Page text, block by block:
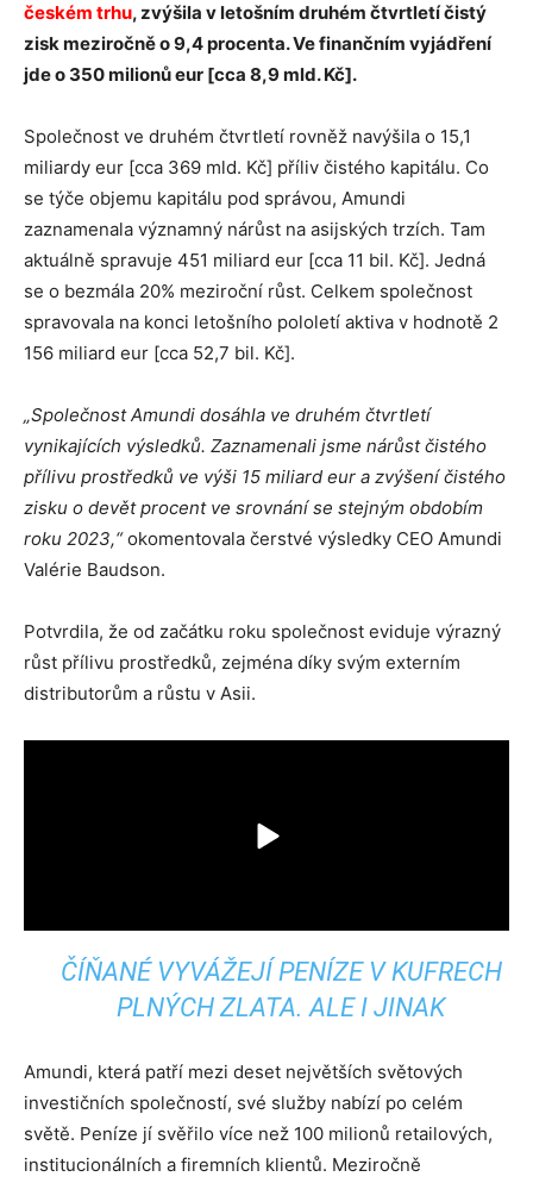
českém trhu, zvýšila v letošním druhém čtvrtletí čistý
zisk meziročně o 9,4 procenta. Ve finančním vyjádření
jde o 350 milionů eur [cca 8,9 mld. Kč].
Společnost ve druhém čtvrtletí rovněž navýšila o 15,1
miliardy eur [cca 369 mld. Kč] příliv čistého kapitálu. Co
se týče objemu kapitálu pod správou, Amundi
zaznamenala významný nárůst na asijských trzích. Tam
aktuálně spravuje 451 miliard eur [cca 11 bil. Kč]. Jedná
se o bezmála 20% meziroční růst. Celkem společnost
spravovala na konci letošního pololetí aktiva v hodnotě 2
156 miliard eur [cca 52,7 bil. Kč].
„Společnost Amundi dosáhla ve druhém čtvrtletí
vynikajících výsledků. Zaznamenali jsme nárůst čistého
přílivu prostředků ve výši 15 miliard eur a zvýšení čistého
zisku o devět procent ve srovnání se stejným obdobím
roku 2023,“okomentovala čerstvé výsledky CEO Amundi
Valérie Baudson.
Potvrdila, že od začátku roku společnost eviduje výrazný
růst přílivu prostředků, zejména díky svým externím
distributorům a růstu v Asii.
ČÍŇANÉ VYVÁŽEJÍ PENÍZE V KUFRECH
PLNÝCH ZLATA. ALE I JINAK
Amundi, která patří mezi deset největších světových
investičních společností, své služby nabízí po celém
světě. Peníze jí svěřilo více než 100 milionů retailových,
institucionálních a firemních klientů. Meziročně